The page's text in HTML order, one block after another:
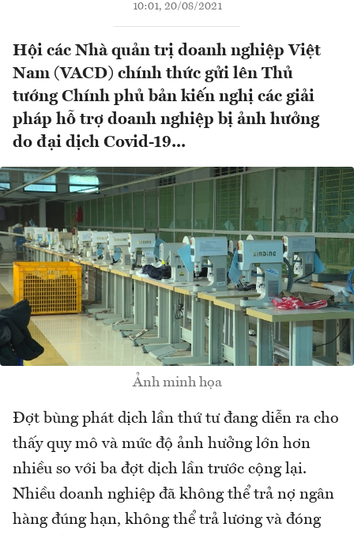
10:01, 20/08/2021
Hội các Nhà quản trị doanh nghiệp Việt
Nam (VACD) chính thức gửi lên Thủ
tướng Chính phủ bản kiến nghị các giải
pháp hỗ trợ doanh nghiệp bị ảnh hưởng
do đại dịch Covid-19...
Ảnh minh họa
Đợt bùng phát dịch lần thứ tư đang diễn ra cho
thấy quy mô và mức độ ảnh hưởng lớn hơn
nhiều so với ba đợt dịch lần trước cộng lại.
Nhiều doanh nghiệp đã không thể trả nợ ngân
hàng đúng hạn, không thể trả lương và đóng